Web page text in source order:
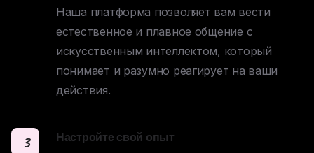
Наша платформа позволяет вам вести
естественное и плавное общение с
искусственным интеллектом, который
понимает и разумно реагирует на ваши
действия.
3 Настройте свой опыт